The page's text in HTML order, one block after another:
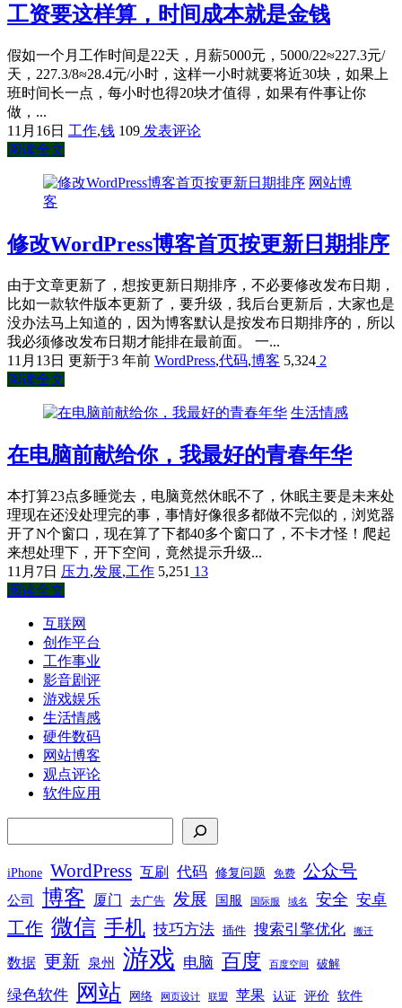
工资要这样算，时间成本就是金钱
假如一个月工作时间是22天，月薪5000元，5000/22≈227.3元/
天，227.3/8≈28.4元/小时，这样一小时就要将近30块，如果上
班时间长一点，每小时也得20块才值得，如果有件事让你
做，...
11月16日 工作,钱 109 发表评论
阅读全文
网站博
客
修改WordPress博客首页按更新日期排序
由于文章更新了，想按更新日期排序，不必要修改发布日期，
比如一款软件版本更新了，要升级，我后台更新后，大家也是
没办法马上知道的，因为博客默认是按发布日期排序的，所以
我必须修改发布日期才能排在最前面。 一...
11月13日 更新于3 年前 WordPress,代码,博客 5,324 2
阅读全文
生活情感
在电脑前献给你，我最好的青春年华
本打算23点多睡觉去，电脑竟然休眠不了，休眠主要是未来处
理现在还没处理完的事，事情好像很多都做不完似的，浏览器
开了N个窗口，现在算了下都40多个窗口了，不卡才怪！爬起
来想处理下，开下空间，竟然提示升级...
11月7日 压力,发展,工作 5,251 13
阅读全文
互联网
创作平台
工作事业
影音剧评
游戏娱乐
生活情感
硬件数码
网站博客
观点评论
软件应用
iPhone WordPress 互刷 代码 修复问题 免费 公众号
公司 博客 厦门 去广告 发展 国服 国际服 域名 安全 安卓
工作 微信 手机 技巧方法 插件 搜索引擎优化 搬迁
数据 更新 泉州 游戏 电脑 百度 百度空间 破解
绿色软件 网站 网络 网页设计 联盟 苹果 认证 评价 软件